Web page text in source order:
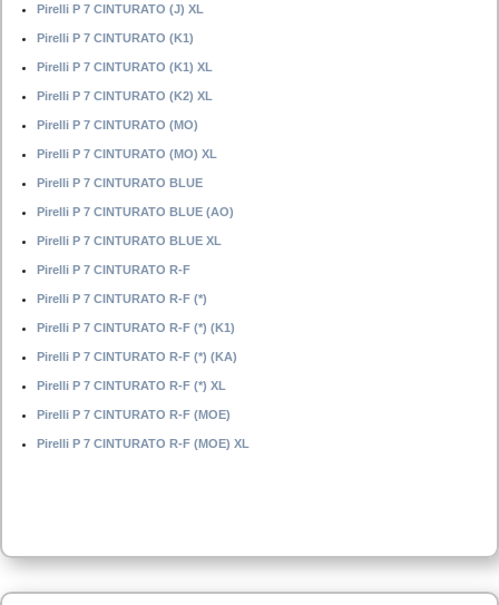
Pirelli P 7 CINTURATO (J) XL
Pirelli P 7 CINTURATO (K1)
Pirelli P 7 CINTURATO (K1) XL
Pirelli P 7 CINTURATO (K2) XL
Pirelli P 7 CINTURATO (MO)
Pirelli P 7 CINTURATO (MO) XL
Pirelli P 7 CINTURATO BLUE
Pirelli P 7 CINTURATO BLUE (AO)
Pirelli P 7 CINTURATO BLUE XL
Pirelli P 7 CINTURATO R-F
Pirelli P 7 CINTURATO R-F (*)
Pirelli P 7 CINTURATO R-F (*) (K1)
Pirelli P 7 CINTURATO R-F (*) (KA)
Pirelli P 7 CINTURATO R-F (*) XL
Pirelli P 7 CINTURATO R-F (MOE)
Pirelli P 7 CINTURATO R-F (MOE) XL